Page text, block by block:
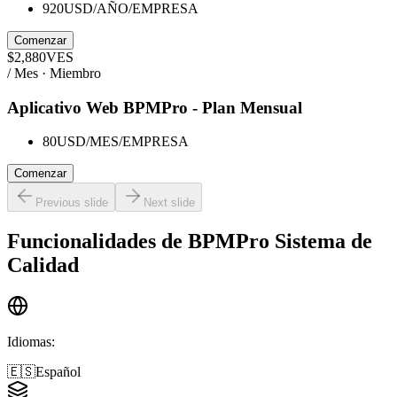
920USD/AÑO/EMPRESA
Comenzar
$2,880VES
/ Mes · Miembro
Aplicativo Web BPMPro - Plan Mensual
80USD/MES/EMPRESA
Comenzar
Previous slide Next slide
Funcionalidades de BPMPro Sistema de
Calidad
Idiomas:
🇪🇸Español